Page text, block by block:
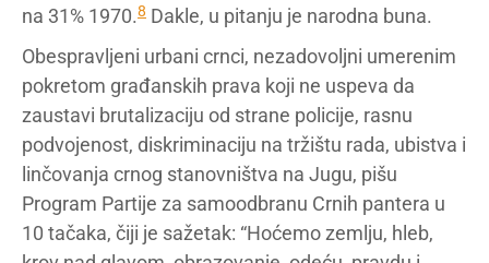
na 31% 1970.8 Dakle, u pitanju je narodna buna.
Obespravljeni urbani crnci, nezadovoljni umerenim
pokretom građanskih prava koji ne uspeva da
zaustavi brutalizaciju od strane policije, rasnu
podvojenost, diskriminaciju na tržištu rada, ubistva i
linčovanja crnog stanovništva na Jugu, pišu
Program Partije za samoodbranu Crnih pantera u
10 tačaka, čiji je sažetak: “Hoćemo zemlju, hleb,